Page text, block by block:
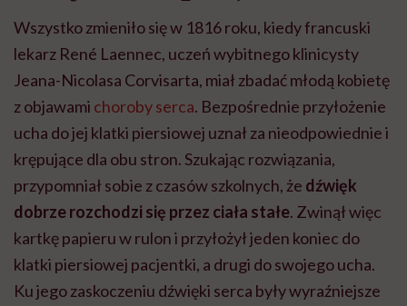
Wszystko zmieniło się w 1816 roku, kiedy francuski
lekarz René Laennec, uczeń wybitnego klinicysty
Jeana-Nicolasa Corvisarta, miał zbadać młodą kobietę
z objawami choroby serca. Bezpośrednie przyłożenie
ucha do jej klatki piersiowej uznał za nieodpowiednie i
krępujące dla obu stron. Szukając rozwiązania,
przypomniał sobie z czasów szkolnych, że dźwięk
dobrze rozchodzi się przez ciała stałe. Zwinął więc
kartkę papieru w rulon i przyłożył jeden koniec do
klatki piersiowej pacjentki, a drugi do swojego ucha.
Ku jego zaskoczeniu dźwięki serca były wyraźniejsze